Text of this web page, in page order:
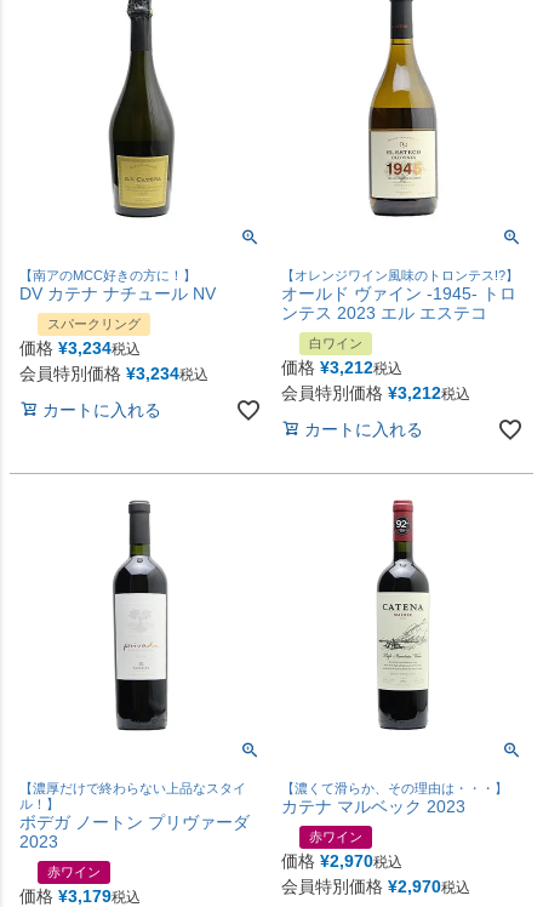
【南アのMCC好きの方に！】
DV カテナ ナチュール NV
スパークリング
価格 ¥3,234税込
会員特別価格 ¥3,234税込
カートに入れる
【オレンジワイン風味のトロンテス!?】
オールド ヴァイン -1945- トロ
ンテス 2023 エル エステコ
白ワイン
価格 ¥3,212税込
会員特別価格 ¥3,212税込
カートに入れる
【濃厚だけで終わらない上品なスタイ
ル！】
ボデガ ノートン プリヴァーダ
2023
赤ワイン
価格 ¥3,179税込
【濃くて滑らか、その理由は・・・】
カテナ マルベック 2023
赤ワイン
価格 ¥2,970税込
会員特別価格 ¥2,970税込